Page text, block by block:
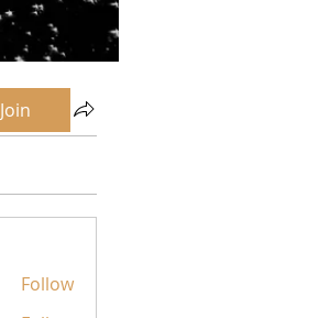
Join
Follow